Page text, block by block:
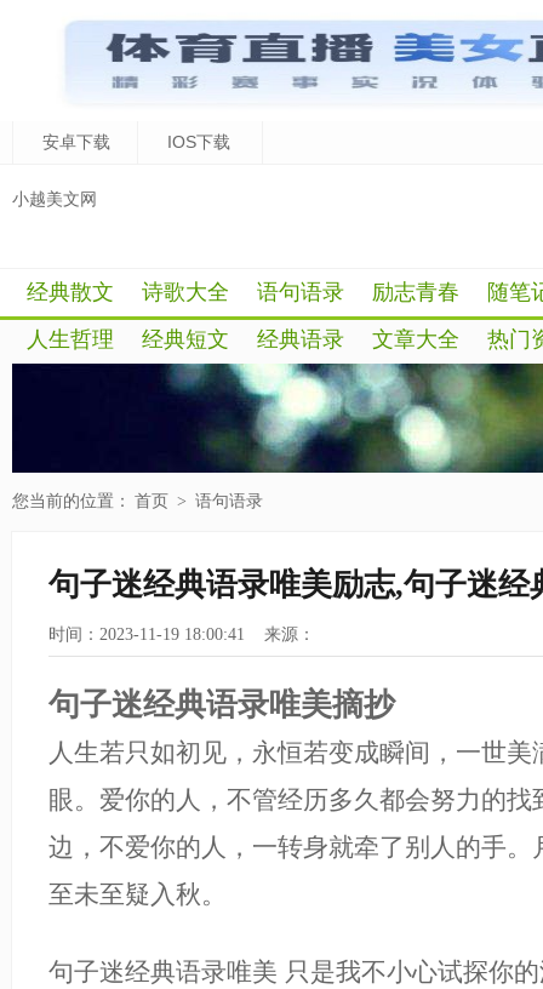
安卓下载 IOS下载
小越美文网
经典散文 诗歌大全 语句语录 励志青春
随笔
人生哲理
经典短文 经典语录 文章大全 热门
您当前的位置： 首页 > 语句语录
句子迷经典语录唯美励志,句子迷经
时间：2023-11-19 18:00:41 来源：
句子迷经典语录唯美摘抄
人生若只如初见，永恒若变成瞬间，一世美
眼。爱你的人，不管经历多久都会努力的找
边，不爱你的人，一转身就牵了别人的手。
至未至疑入秋。
句子迷经典语录唯美 只是我不小心试探你